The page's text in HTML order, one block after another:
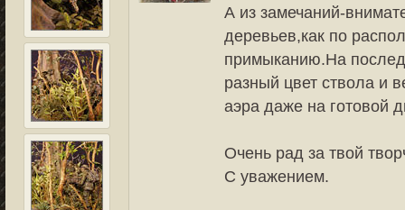
А из замечаний-
деревьев,как по
примыканию.На
разный цвет ствола и
аэра даже на готовой
Очень рад за твой
С уважением.